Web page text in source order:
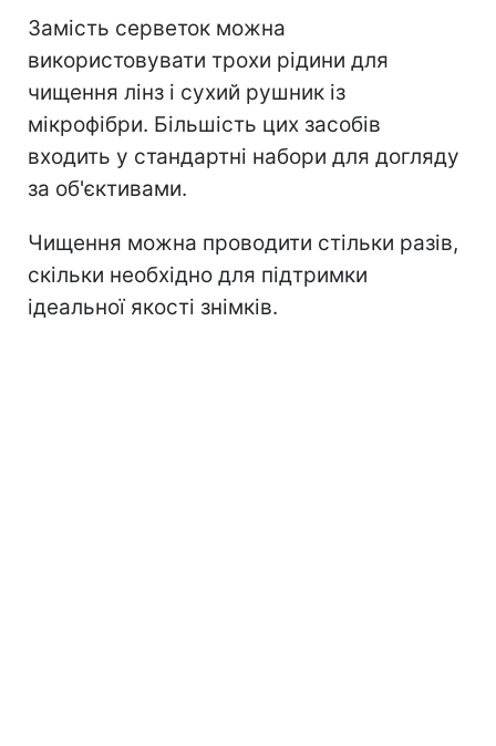
Замість серветок можна
використовувати трохи рідини для
чищення лінз і сухий рушник із
мікрофібри. Більшість цих засобів
входить у стандартні набори для догляду
за об'єктивами.
Чищення можна проводити стільки разів,
скільки необхідно для підтримки
ідеальної якості знімків.